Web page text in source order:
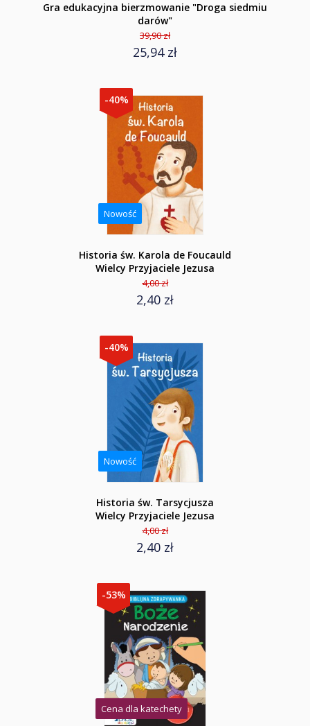
Gra edukacyjna bierzmowanie "Droga siedmiu
darów"
39,90 zł
25,94 zł
-40%
Nowość
Historia św. Karola de Foucauld
Wielcy Przyjaciele Jezusa
4,00 zł
2,40 zł
-40%
Nowość
Historia św. Tarsycjusza
Wielcy Przyjaciele Jezusa
4,00 zł
2,40 zł
-53%
Cena dla katechety